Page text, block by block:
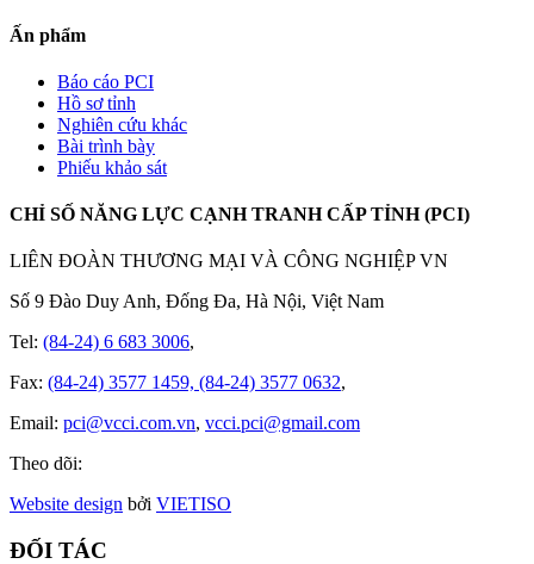
Ấn phẩm
Báo cáo PCI
Hồ sơ tỉnh
Nghiên cứu khác
Bài trình bày
Phiếu khảo sát
CHỈ SỐ NĂNG LỰC CẠNH TRANH CẤP TỈNH (PCI)
LIÊN ĐOÀN THƯƠNG MẠI VÀ CÔNG NGHIỆP VN
Số 9 Đào Duy Anh, Đống Đa, Hà Nội, Việt Nam
Tel: (84-24) 6 683 3006,
Fax: (84-24) 3577 1459, (84-24) 3577 0632,
Email: pci@vcci.com.vn, vcci.pci@gmail.com
Theo dõi:
Website design bởi VIETISO
ĐỐI TÁC